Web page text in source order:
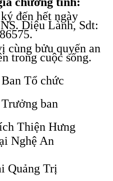
đến hết ngày
Diệu Lành, Sdt:
cùng bửu quyến an
trong cuộc sống.
Tổ chức
ban
Hưng
Nghệ An
Quảng Trị